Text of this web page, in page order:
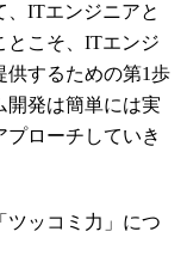
ITエンジニアと
とこそ、ITエンジ
供するための第1歩
開発は簡単には実
ローチしていき
ッコミ力」につ